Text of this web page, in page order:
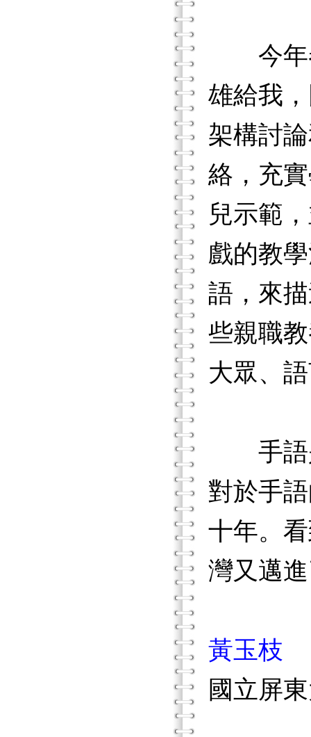
今年春
雄給我
架構討
絡，充
兒示範
戲的教
語，來
些親職
大眾、
手語是
對於手
十年。
灣又邁
黃玉枝
國立屏